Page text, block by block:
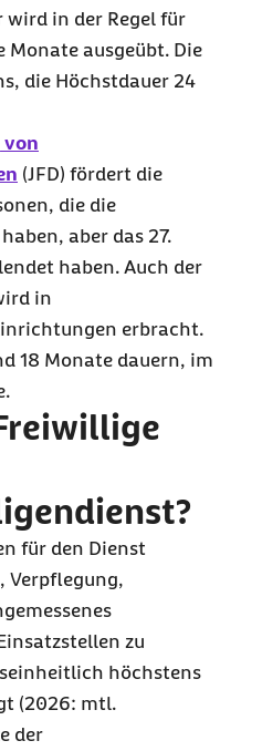
in der Regel für
Monate ausgeübt. Die
die Höchstdauer 24
von
(JFD) fördert die
die die
aber das 27.
haben. Auch der
in
erbracht.
18 Monate dauern, im
für den Dienst
Verpflegung,
zu
höchstens
(2026: mtl.
der